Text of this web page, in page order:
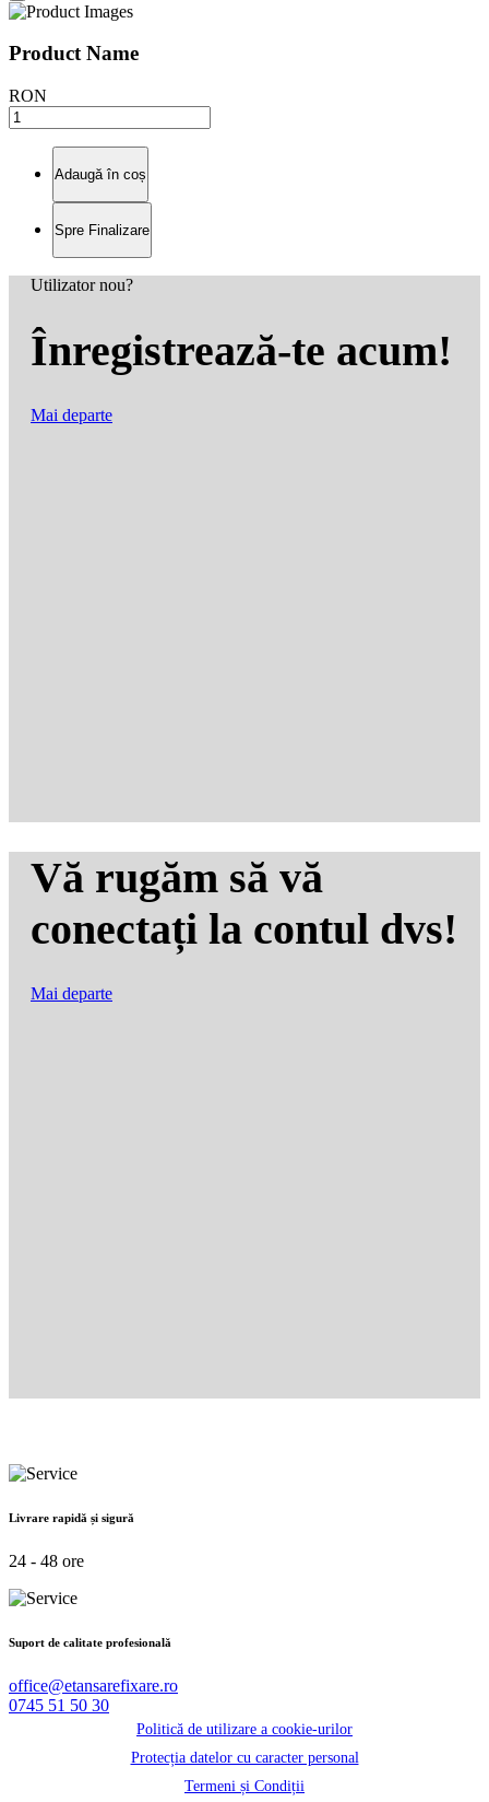
Product Name
RON
Adaugă în coș
Spre Finalizare
Utilizator nou?
Înregistrează-te acum!
Mai departe
Vă rugăm să vă
conectați la contul dvs!
Mai departe
Livrare rapidă și sigură
24 - 48 ore
Suport de calitate profesională
office@etansarefixare.ro
0745 51 50 30
Politică de utilizare a cookie-urilor
Protecția datelor cu caracter personal
Termeni și Condiții